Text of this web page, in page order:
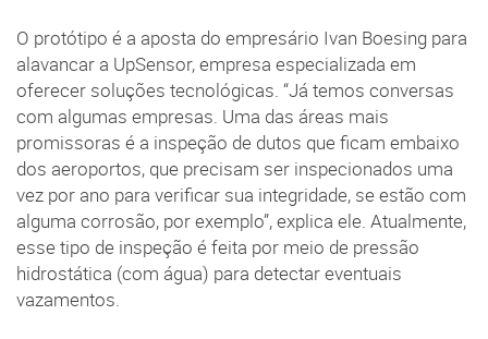
O protótipo é a aposta do empresário Ivan Boesing para
alavancar a UpSensor, empresa especializada em
oferecer soluções tecnológicas. “Já temos conversas
com algumas empresas. Uma das áreas mais
promissoras é a inspeção de dutos que ficam embaixo
dos aeroportos, que precisam ser inspecionados uma
vez por ano para verificar sua integridade, se estão com
alguma corrosão, por exemplo”, explica ele. Atualmente,
esse tipo de inspeção é feita por meio de pressão
hidrostática (com água) para detectar eventuais
vazamentos.